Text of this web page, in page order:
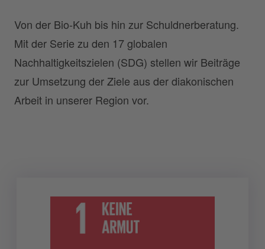
Von der Bio-Kuh bis hin zur Schuldnerberatung.
Mit der Serie zu den 17 globalen
Nachhaltigkeitszielen (SDG) stellen wir Beiträge
zur Umsetzung der Ziele aus der diakonischen
Arbeit in unserer Region vor.